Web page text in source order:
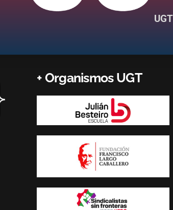
+ Organismos UGT